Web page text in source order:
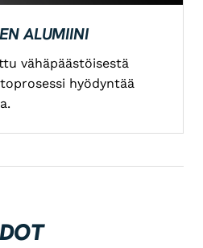
ALUMIINI
vähäpäästöisestä
hyödyntää